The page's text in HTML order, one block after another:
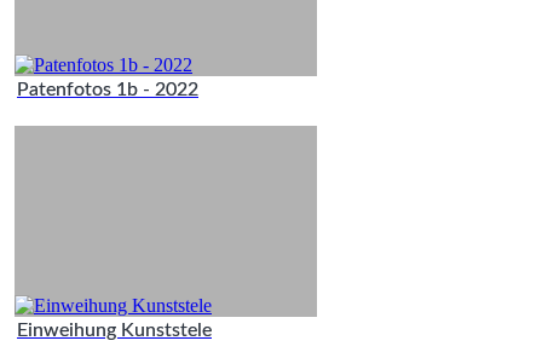
Patenfotos 1b - 2022
Einweihung Kunststele